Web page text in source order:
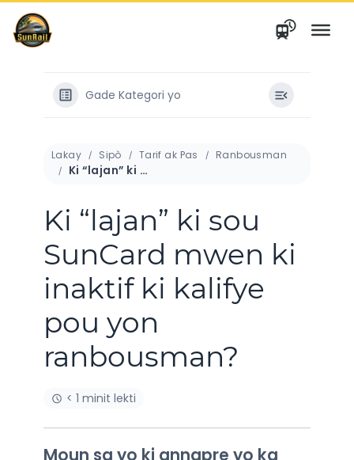
Ale
nan
kontni
Gade Kategori yo
Lakay Sipò Tarif ak Pas Ranbousman
Ki “lajan” ki sou SunCard mwen ki inaktif ki kalifye pou yon ranbousman?
Ki “lajan” ki sou
SunCard mwen ki
inaktif ki kalifye
pou yon
ranbousman?
< 1 minit lekti
Moun sa yo ki annapre yo ka